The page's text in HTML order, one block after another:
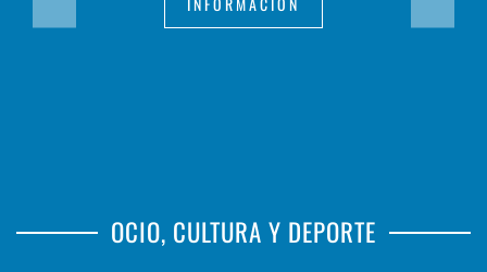
OCIO, CULTURA Y DEPORTE